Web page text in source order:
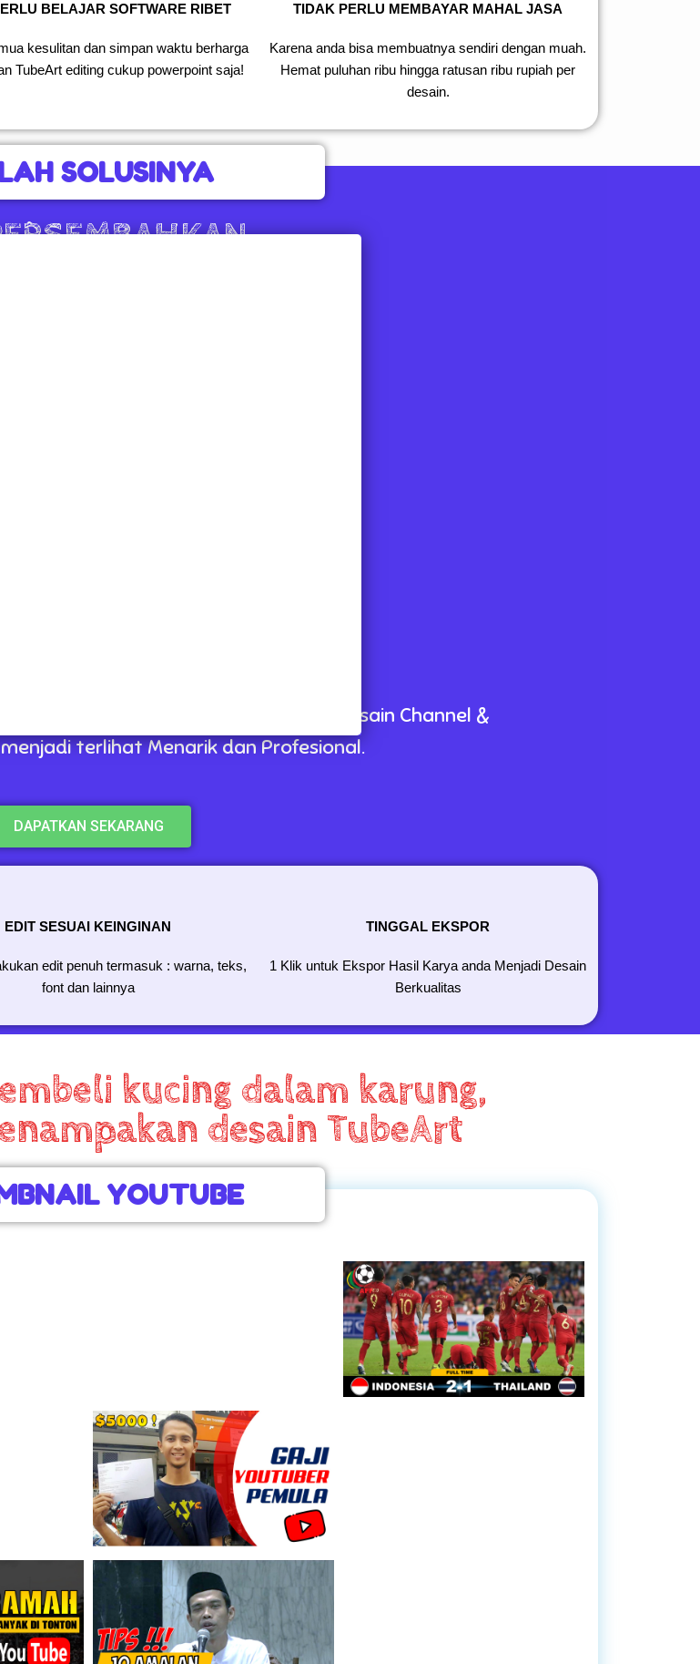
BELAJAR SOFTWARE RIBET
kesulitan dan simpan waktu berharga
TubeArt editing cukup powerpoint saja!
TIDAK PERLU MEMBAYAR MAHAL JASA
Karena anda bisa membuatnya sendiri dengan muah.
Hemat puluhan ribu hingga ratusan ribu rupiah per
desain.
SOLUSINYA
yang akan memudakan anda mendesain Channel &
terlihat Menarik dan Profesional.
DAPATKAN SEKARANG
EDIT SESUAI KEINGINAN
edit penuh termasuk : warna, teks,
font dan lainnya
TINGGAL EKSPOR
1 Klik untuk Ekspor Hasil Karya anda Menjadi Desain
Berkualitas
kucing dalam karung,
desain TubeArt
YOUTUBE